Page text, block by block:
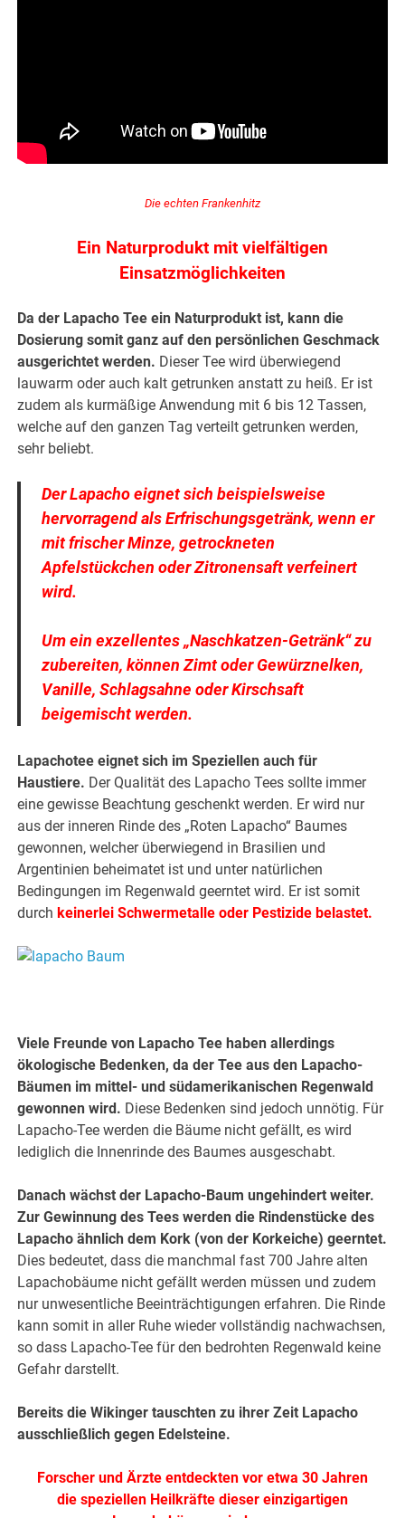
Die echten Frankenhitz
Ein Naturprodukt mit vielfältigen
Einsatzmöglichkeiten
Da der Lapacho Tee ein Naturprodukt ist, kann die
Dosierung somit ganz auf den persönlichen Geschmack
ausgerichtet werden. Dieser Tee wird überwiegend
lauwarm oder auch kalt getrunken anstatt zu heiß. Er ist
zudem als kurmäßige Anwendung mit 6 bis 12 Tassen,
welche auf den ganzen Tag verteilt getrunken werden,
sehr beliebt.
Der Lapacho eignet sich beispielsweise
hervorragend als Erfrischungsgetränk, wenn er
mit frischer Minze, getrockneten
Apfelstückchen oder Zitronensaft verfeinert
wird.
Um ein exzellentes „Naschkatzen-Getränk“ zu
zubereiten, können Zimt oder Gewürznelken,
Vanille, Schlagsahne oder Kirschsaft
beigemischt werden.
Lapachotee eignet sich im Speziellen auch für
Haustiere. Der Qualität des Lapacho Tees sollte immer
eine gewisse Beachtung geschenkt werden. Er wird nur
aus der inneren Rinde des „Roten Lapacho“ Baumes
gewonnen, welcher überwiegend in Brasilien und
Argentinien beheimatet ist und unter natürlichen
Bedingungen im Regenwald geerntet wird. Er ist somit
durch keinerlei Schwermetalle oder Pestizide belastet.
Viele Freunde von Lapacho Tee haben allerdings
ökologische Bedenken, da der Tee aus den Lapacho-
Bäumen im mittel- und südamerikanischen Regenwald
gewonnen wird. Diese Bedenken sind jedoch unnötig. Für
Lapacho-Tee werden die Bäume nicht gefällt, es wird
lediglich die Innenrinde des Baumes ausgeschabt.
Danach wächst der Lapacho-Baum ungehindert weiter.
Zur Gewinnung des Tees werden die Rindenstücke des
Lapacho ähnlich dem Kork (von der Korkeiche) geerntet.
Dies bedeutet, dass die manchmal fast 700 Jahre alten
Lapachobäume nicht gefällt werden müssen und zudem
nur unwesentliche Beeinträchtigungen erfahren. Die Rinde
kann somit in aller Ruhe wieder vollständig nachwachsen,
so dass Lapacho-Tee für den bedrohten Regenwald keine
Gefahr darstellt.
Bereits die Wikinger tauschten zu ihrer Zeit Lapacho
ausschließlich gegen Edelsteine.
Forscher und Ärzte entdeckten vor etwa 30 Jahren
die speziellen Heilkräfte dieser einzigartigen